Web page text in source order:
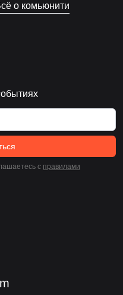
о комьюнити
c правилами